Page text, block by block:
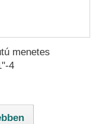
menetes
4